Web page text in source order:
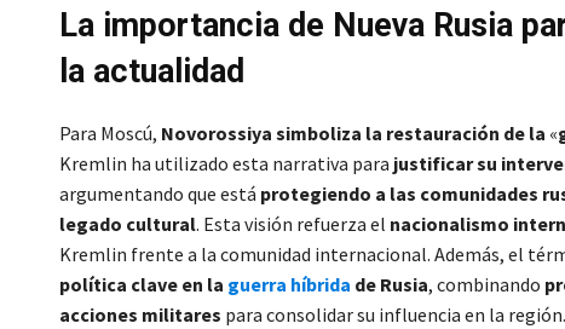
La importancia de Nueva Rusia
la actualidad
Para Moscú, Novorossiya simboliza la restauración de la «
Kremlin ha utilizado esta narrativa para justificar su
argumentando que está protegiendo a las comunidades
legado cultural. Esta visión refuerza el nacionalismo
Kremlin frente a la comunidad internacional​. Además, el
política clave en la guerra híbrida de Rusia, combinando
acciones militares para consolidar su influencia en la